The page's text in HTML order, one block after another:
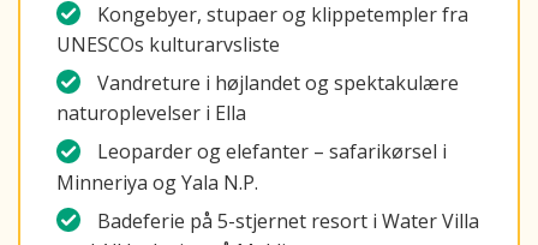
Kongebyer, stupaer og klippetempler fra
UNESCOs kulturarvsliste
Vandreture i højlandet og spektakulære
naturoplevelser i Ella
Leoparder og elefanter – safarikørsel i
Minneriya og Yala N.P.
Badeferie på 5-stjernet resort i Water Villa